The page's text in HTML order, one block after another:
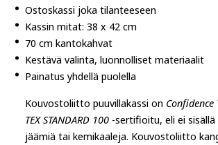
Ostoskassi joka tilanteeseen
Kassin mitat: 38 x 42 cm
70 cm kantokahvat
Kestävä valinta, luonnolliset materiaalit
Painatus yhdellä puolella
Kouvostoliitto puuvillakassi on Confidence
TEX STANDARD 100 -sertifioitu, eli ei sisällä
jäämiä tai kemikaaleja. Kouvostoliitto